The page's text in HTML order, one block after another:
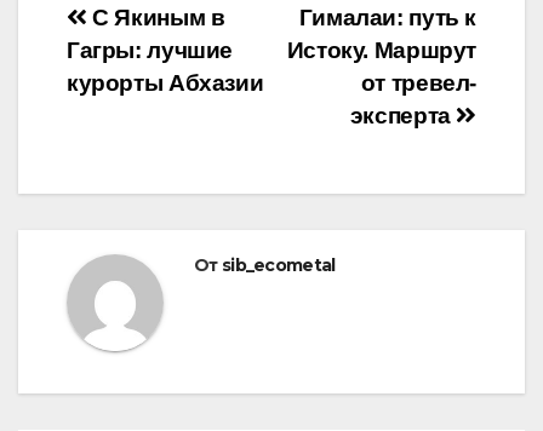
Навигация
по
Гималаи: путь к
Истоку. Маршрут
от тревел-
эксперта
С Якиным в
Гагры: лучшие
курорты Абхазии
От sib_ecometal